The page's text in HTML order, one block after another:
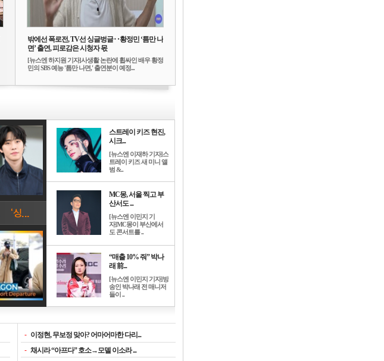
밖에선 폭로전, TV선 싱글벙글‥황정민 ‘틈만 나
면’ 출연, 피로감은 시청자 몫
[뉴스엔 하지원 기자]사생활 논란에 휩싸인 배우 황정
민의 SBS 예능 '틈만 나면,' 출연분이 예정...
스트레이 키즈 현진,
시크...
[뉴스엔 이재하 기자]스
트레이 키즈 새 미니 앨
범 &..
MC몽, 서울 찍고 부
산서도 ...
[뉴스엔 이민지 기
자]MC몽이 부산에서
도 콘서트를 ..
“매출 10% 줘” 박나
래 前...
[뉴스엔 이민지 기자]방
송인 박나래 전 매니저
들이 ..
- 이정현, 무보정 맞아? 어마어마한 다리...
- 채시라 “아프다” 호소→모델 이소라 ...